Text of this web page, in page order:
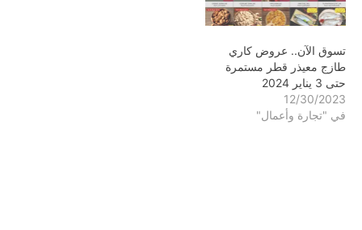
تسوق الآن.. عروض كاري
طازج معيذر قطر مستمرة
حتى 3 يناير 2024
12/30/2023
في "تجارة وأعمال"